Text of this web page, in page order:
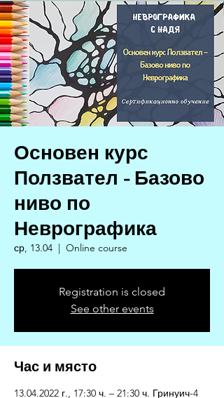
Основен курс
Ползвател - Базово
ниво по
Неврографика
ср, 13.04
  |
Online course
Registration is closed
See other events
Час и място
13.04.2022 г., 17:30 ч. – 21:30 ч. Гринуич-4